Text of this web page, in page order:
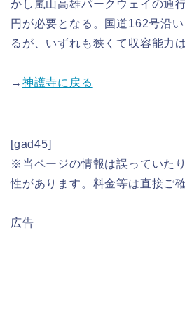
かし嵐山高雄パークウェイの通
円が必要となる。国道162号沿
るが、いずれも狭くて収容能力
→ 神護寺に戻る
[gad45]
※当ページの情報は誤っていた
性があります。料金等は直接ご
広告